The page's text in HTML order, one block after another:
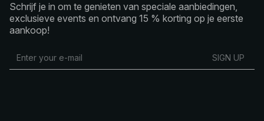
Schrijf je in om te genieten van speciale aanbiedingen,
exclusieve events en ontvang 15 % korting op je eerste
aankoop!
SIGN UP